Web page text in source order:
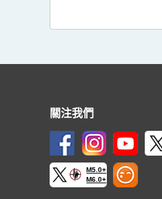
關注我們
M5.0+
M6.0+